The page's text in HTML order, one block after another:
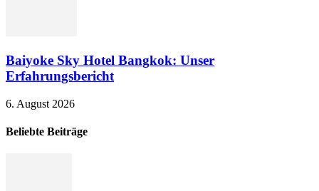
Baiyoke Sky Hotel Bangkok: Unser
Erfahrungsbericht
6. August 2026
Beliebte Beiträge